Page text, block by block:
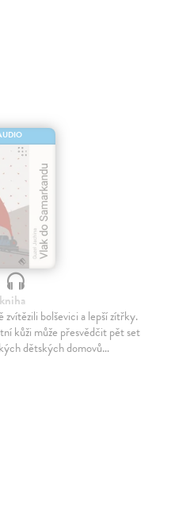
bolševici a lepší zítřky.
kůži může přesvědčit pět set
dětských domovů…